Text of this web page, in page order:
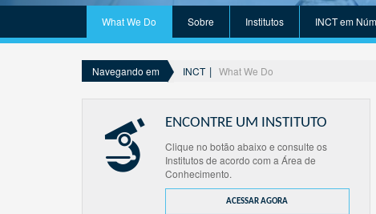
What We Do Sobre Institutos INCT em
Navegando em INCT What We Do
ENCONTRE UM INSTITUTO
Clique no botão abaixo e consulte os
Institutos de acordo com a Área de
Conhecimento.
ACESSAR AGORA